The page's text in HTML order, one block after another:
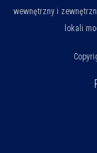
wewnętrzny i
lokali